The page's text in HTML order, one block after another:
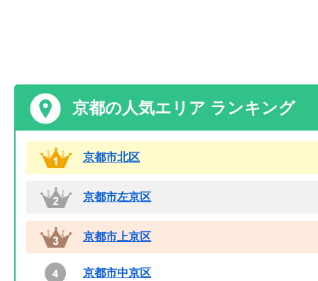
京都の人気エリア ランキング
京都市北区
京都市左京区
京都市上京区
京都市中京区